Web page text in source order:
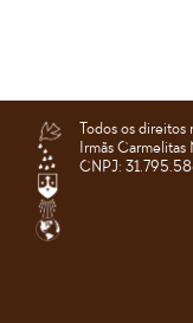
Todos os
Irmãs Carmelitas
CNPJ: